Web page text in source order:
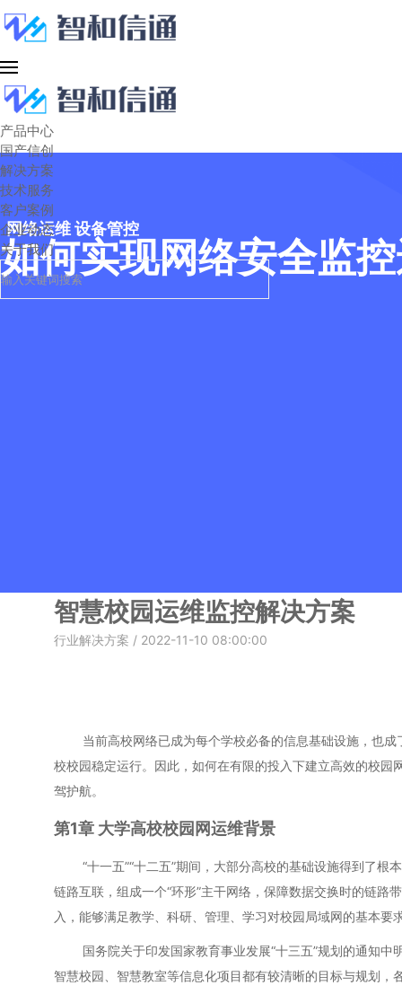
产品中心
国产信创
解决方案
技术服务
客户案例
企业动态
关于我们
网络运维 设备管控
如何实现网络安全监
智慧校园运维监控解决方案
行业解决方案 / 2022-11-10 08:00:00
当前高校网络已成为每个学校必备的信息基础设施，也成
校校园稳定运行。因此，如何在有限的投入下建立高效的校
驾护航。
第1章 大学高校校园网运维背景
“十一五”“十二五”期间，大部分高校的基础设施得到了根
链路互联，组成一个“环形”主干网络，保障数据交换时的链
入，能够满足教学、科研、管理、学习对校园局域网的基本要
国务院关于印发国家教育事业发展“十三五”规划的通知中
智慧校园、智慧教室等信息化项目都有较清晰的目标与规划